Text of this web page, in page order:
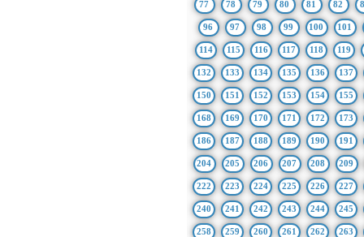
77 78 79 80 81 82
96 97 98 99 100 101
114 115 116 117 118 119
132 133 134 135 136 137
150 151 152 153 154 155
168 169 170 171 172 173
186 187 188 189 190 191
204 205 206 207 208 209
222 223 224 225 226 227
240 241 242 243 244 245
258 259 260 261 262 263